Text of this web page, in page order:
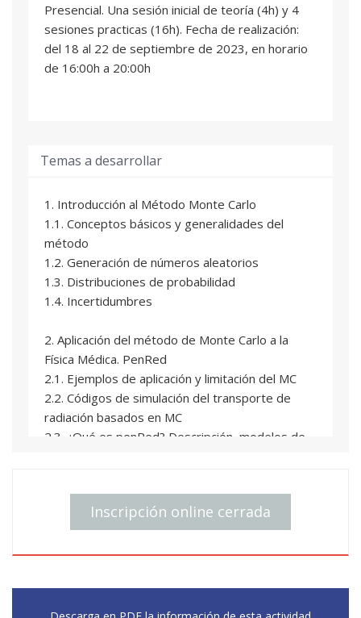
Presencial. Una sesión inicial de teoría (4h) y 4
sesiones practicas (16h). Fecha de realización:
del 18 al 22 de septiembre de 2023, en horario
de 16:00h a 20:00h
Temas a desarrollar
1. Introducción al Método Monte Carlo
1.1. Conceptos básicos y generalidades del
método
1.2. Generación de números aleatorios
1.3. Distribuciones de probabilidad
1.4. Incertidumbres
2. Aplicación del método de Monte Carlo a la
Física Médica. PenRed
2.1. Ejemplos de aplicación y limitación del MC
2.2. Códigos de simulación del transporte de
radiación basados en MC
2.3. ¿Qué es penRed? Descripción, modelos de
2.4. PenRed: tipos de fuentes, registros y
geometrías. Visores
2.5. PenRed: generación de materiales.
maniquí de agua
3.1. Introducción del problema y objetivos.
Inscripción online cerrada